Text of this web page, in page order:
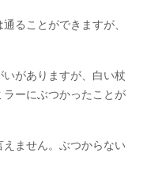
ることができますが、
がありますが、白い杖
ーにぶつかったことが
ません。ぶつからない